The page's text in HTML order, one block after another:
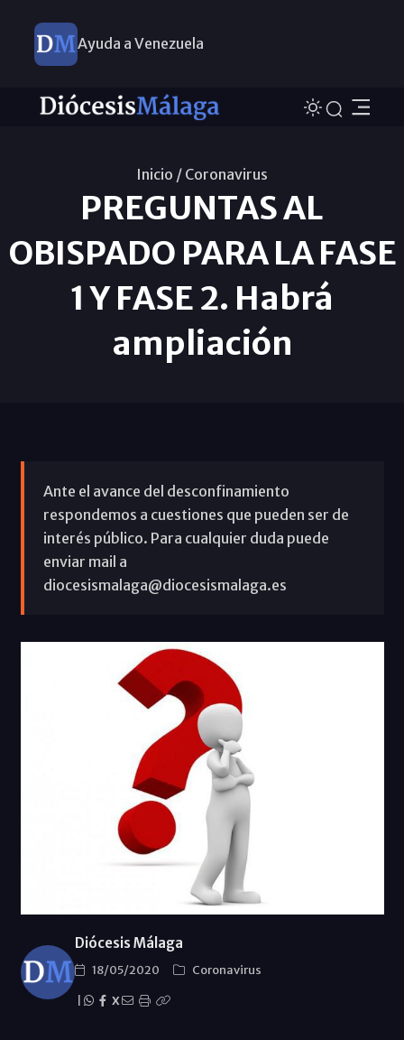
Ayuda a Venezuela
Inicio / Coronavirus
PREGUNTAS AL
OBISPADO PARA LA FASE
1 Y FASE 2. Habrá
ampliación
Ante el avance del desconfinamiento
respondemos a cuestiones que pueden ser de
interés público. Para cualquier duda puede
enviar mail a
diocesismalaga@diocesismalaga.es
Diócesis Málaga
18/05/2020
Coronavirus
X